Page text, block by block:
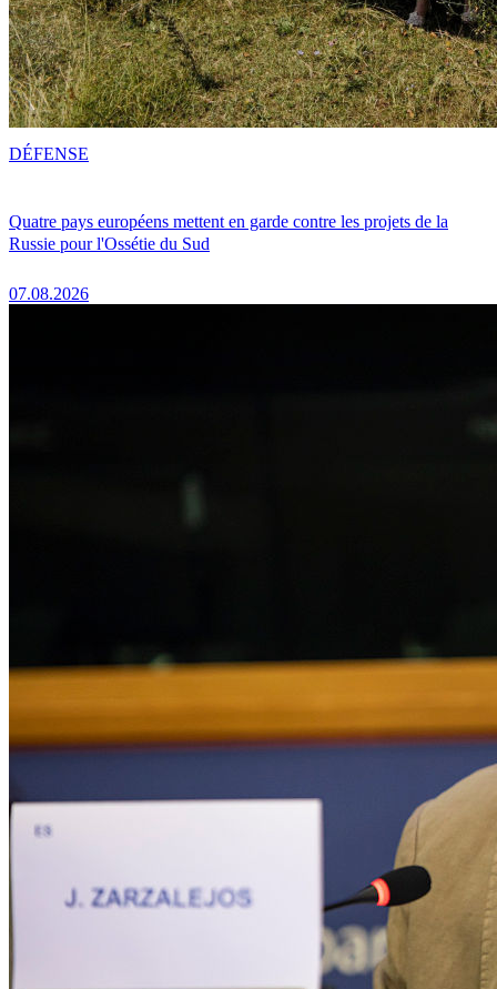
Quatre pays européens mettent en garde contre les projets de la
Russie pour l'Ossétie du Sud
07.08.2026
DÉFENSE